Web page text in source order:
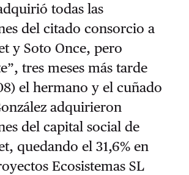
todas las
del citado consorcio a
y Soto Once, pero
tres meses más tarde
el hermano y el cuñado
adquirieron
del capital social de
quedando el 31,6% en
Ecosistemas SL